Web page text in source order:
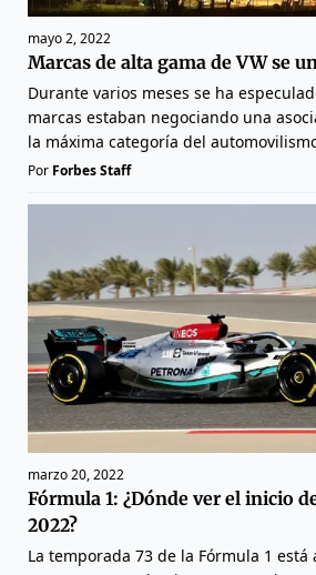
mayo 2, 2022
Marcas de alta gama de VW se
Durante varios meses se ha
marcas estaban negociando una
la máxima categoría del
Por Forbes Staff
marzo 20, 2022
Fórmula 1: ¿Dónde ver el inicio
2022?
La temporada 73 de la Fórmula 1 está